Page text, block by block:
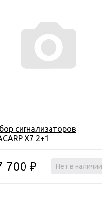
сигнализаторов
X7 2+1
700 ₽ Нет в наличии